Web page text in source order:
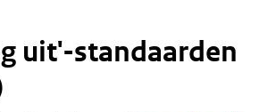
uit'-standaarden